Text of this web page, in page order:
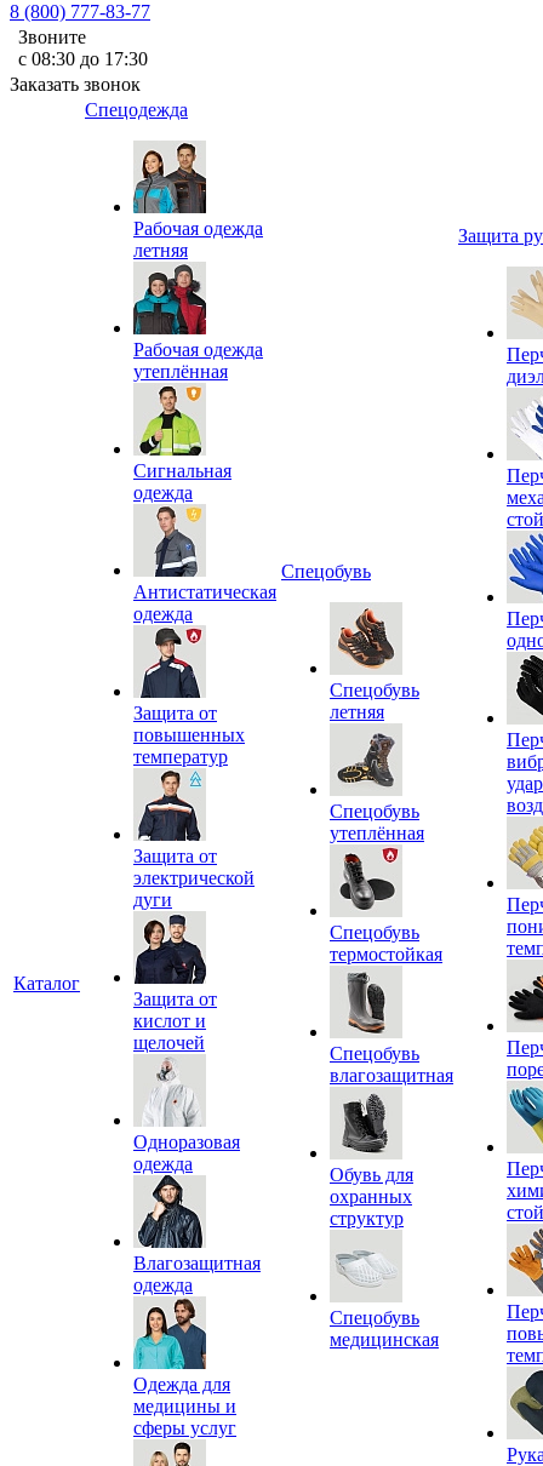
8 (800) 777-83-77
Звоните
с 08:30 до 17:30
Заказать звонок
Каталог
Спецодежда
Рабочая одежда
летняя
Рабочая одежда
утеплённая
Сигнальная
одежда
Антистатическая
одежда
Защита от
повышенных
температур
Защита от
электрической
дуги
Защита от
кислот и
щелочей
Одноразовая
одежда
Влагозащитная
одежда
Одежда для
медицины и
сферы услуг
Спецобувь
Спецобувь
летняя
Спецобувь
утеплённая
Спецобувь
термостойкая
Спецобувь
влагозащитная
Обувь для
охранных
структур
Спецобувь
медицинская
Защита